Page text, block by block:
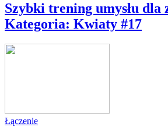
Szybki trening umysłu dla
Kategoria: Kwiaty #17
Łączenie